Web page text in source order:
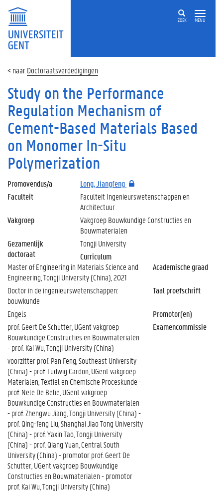
ZOEK MENU
Doctoraatsverdedigingen
Study on the Performance
Regulation Mechanism of
Cement-Based Materials Based
on Monomer In-Situ
Polymerization
Promovendus/a
Long, Jiangfeng
Faculteit
Faculteit Ingenieurswetenschappen en
Architectuur
Vakgroep
Vakgroep Bouwkundige Constructies en
Bouwmaterialen
Gezamenlijk
doctoraat
Tongji University
Curriculum
Master of Engineering in Materials Science and
Engineering, Tongji University (China), 2021
Academische graad
Doctor in de ingenieurswetenschappen:
bouwkunde
Taal proefschrift
Engels
Promotor(en)
prof. Geert De Schutter, UGent vakgroep
Bouwkundige Constructies en Bouwmaterialen
- prof. Kai Wu, Tongji University (China)
Examencommissie
voorzitter prof. Pan Feng, Southeast University
(China) - prof. Ludwig Cardon, UGent vakgroep
Materialen, Textiel en Chemische Proceskunde -
prof. Nele De Belie, UGent vakgroep
Bouwkundige Constructies en Bouwmaterialen
- prof. Zhengwu Jiang, Tongji University (China) -
prof. Qing-feng Liu, Shanghai Jiao Tong University
(China) - prof. Yaxin Tao, Tongji University
(China) - prof. Qiang Yuan, Central South
University (China) - promotor prof. Geert De
Schutter, UGent vakgroep Bouwkundige
Constructies en Bouwmaterialen - promotor
prof. Kai Wu, Tongji University (China)